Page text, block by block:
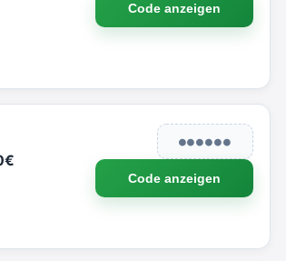
Code anzeigen
●●●●●●
Code anzeigen